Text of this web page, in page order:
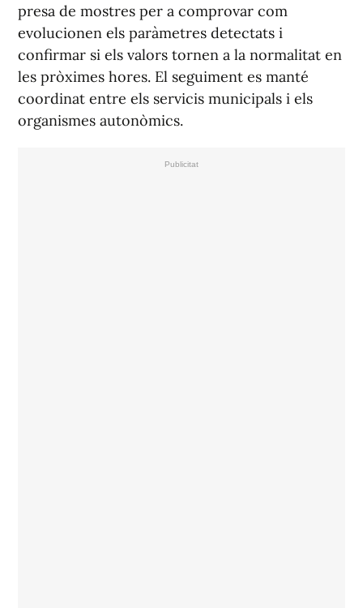
presa de mostres per a comprovar com
evolucionen els paràmetres detectats i
confirmar si els valors tornen a la normalitat en
les pròximes hores. El seguiment es manté
coordinat entre els servicis municipals i els
organismes autonòmics.